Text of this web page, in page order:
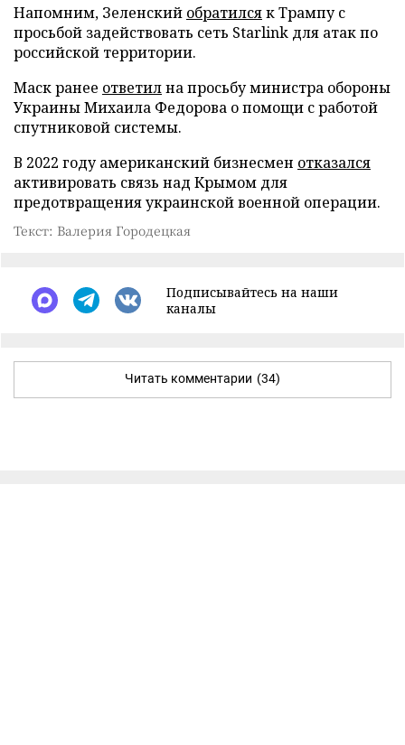
Напомним, Зеленский обратилсяк Трампу с
просьбой задействовать сеть Starlink для атак по
российской территории.
Маск ранее ответилна просьбу министра обороны
Украины Михаила Федорова о помощи с работой
спутниковой системы.
В 2022 году американский бизнесмен отказался
активировать связь над Крымом для
предотвращения украинской военной операции.
Текст: Валерия Городецкая
Подписывайтесь на наши
каналы
Читать комментарии (34)